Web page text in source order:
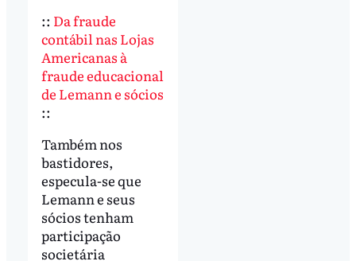
:: Da fraude
contábil nas Lojas
Americanas à
fraude educacional
de Lemann e sócios
::
Também nos
bastidores,
especula-se que
Lemann e seus
sócios tenham
participação
societária